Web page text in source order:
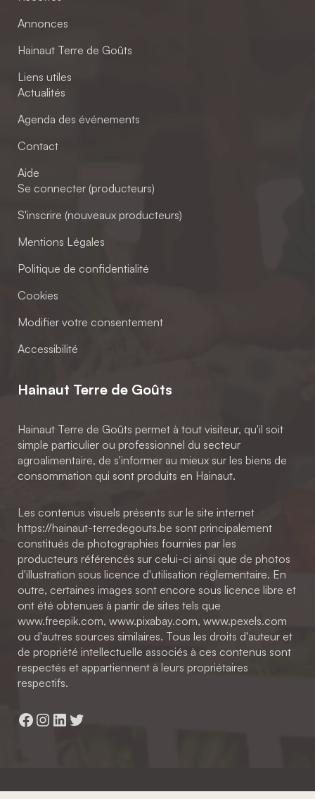
Annonces
Hainaut Terre de Goûts
Liens utiles
Actualités
Agenda des événements
Contact
Aide
Se connecter (producteurs)
S'inscrire (nouveaux producteurs)
Mentions Légales
Politique de confidentialité
Cookies
Modifier votre consentement
Accessibilité
Hainaut Terre de Goûts
Hainaut Terre de Goûts permet à tout visiteur, qu'il soit
simple particulier ou professionnel du secteur
agroalimentaire, de s'informer au mieux sur les biens de
consommation qui sont produits en Hainaut.
Les contenus visuels présents sur le site internet
https://hainaut-terredegouts.be sont principalement
constitués de photographies fournies par les
producteurs référencés sur celui-ci ainsi que de photos
d'illustration sous licence d'utilisation réglementaire. En
outre, certaines images sont encore sous licence libre et
ont été obtenues à partir de sites tels que
www.freepik.com, www.pixabay.com, www.pexels.com
ou d'autres sources similaires. Tous les droits d'auteur et
de propriété intellectuelle associés à ces contenus sont
respectés et appartiennent à leurs propriétaires
respectifs.
Facebook
Instagram
LinkedIn
Twitter